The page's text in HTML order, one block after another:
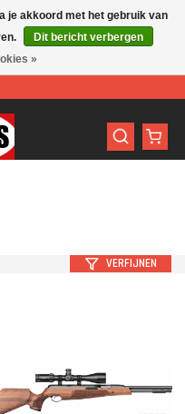
personeel aanwezig in de
VERFIJNEN
je akkoord met het gebruik van
Dit bericht verbergen
»